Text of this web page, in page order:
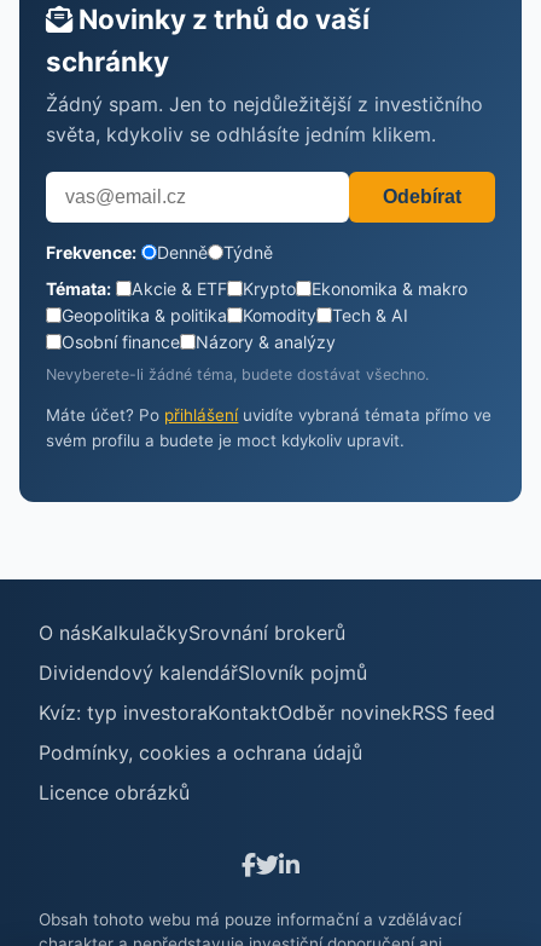
Novinky z trhů do vaší
schránky
Žádný spam. Jen to nejdůležitější z investičního
světa, kdykoliv se odhlásíte jedním klikem.
Odebírat
Frekvence: Denně
Týdně
Témata:
Akcie & ETF Krypto
Ekonomika & makro
Geopolitika & politika
Komodity
Tech & AI
Osobní finance
Názory & analýzy
Nevyberete-li žádné téma, budete dostávat všechno.
Máte účet? Po přihlášeníuvidíte vybraná témata přímo ve
svém profilu a budete je moct kdykoliv upravit.
O násKalkulačkySrovnání brokerů
Dividendový kalendářSlovník pojmů
Kvíz: typ investoraKontaktOdběr novinekRSS feed
Podmínky, cookies a ochrana údajů
Licence obrázků
Obsah tohoto webu má pouze informační a vzdělávací